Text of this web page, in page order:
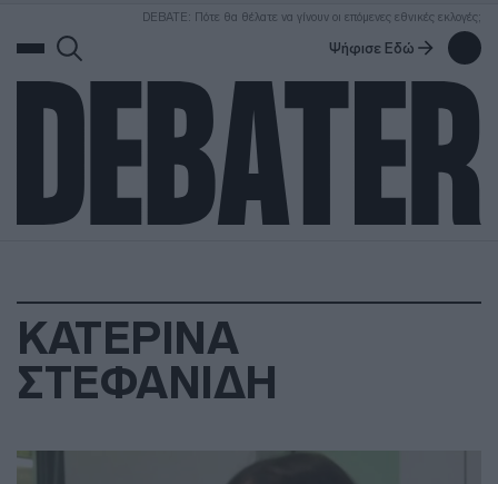
DEBATE: Πότε θα θέλατε να γίνουν οι επόμενες εθνικές εκλογές;
Ψήφισε Εδώ
ΚΑΤΕΡΙΝΑ
ΣΤΕΦΑΝΙΔΗ